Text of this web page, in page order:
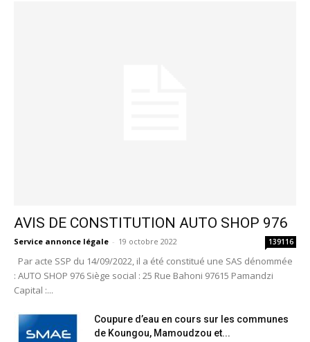
AVIS DE CONSTITUTION AUTO SHOP 976
Service annonce légale - 19 octobre 2022 139116
Par acte SSP du 14/09/2022, il a été constitué une SAS dénommée
: AUTO SHOP 976 Siège social : 25 Rue Bahoni 97615 Pamandzi
Capital :...
Coupure d’eau en cours sur les communes
de Koungou, Mamoudzou et...